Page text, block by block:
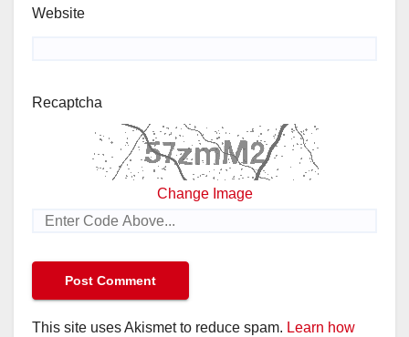
Website
Recaptcha
Change Image
This site uses Akismet to reduce spam. Learn how